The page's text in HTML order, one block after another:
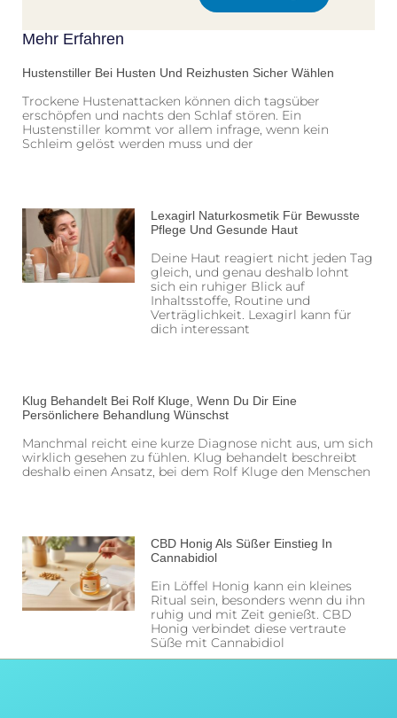
Mehr Erfahren
Hustenstiller Bei Husten Und Reizhusten Sicher Wählen
Trockene Hustenattacken können dich tagsüber
erschöpfen und nachts den Schlaf stören. Ein
Hustenstiller kommt vor allem infrage, wenn kein
Schleim gelöst werden muss und der
Lexagirl Naturkosmetik Für Bewusste
Pflege Und Gesunde Haut
Deine Haut reagiert nicht jeden Tag
gleich, und genau deshalb lohnt
sich ein ruhiger Blick auf
Inhaltsstoffe, Routine und
Verträglichkeit. Lexagirl kann für
dich interessant
Klug Behandelt Bei Rolf Kluge, Wenn Du Dir Eine
Persönlichere Behandlung Wünschst
Manchmal reicht eine kurze Diagnose nicht aus, um sich
wirklich gesehen zu fühlen. Klug behandelt beschreibt
deshalb einen Ansatz, bei dem Rolf Kluge den Menschen
CBD Honig Als Süßer Einstieg In
Cannabidiol
Ein Löffel Honig kann ein kleines
Ritual sein, besonders wenn du ihn
ruhig und mit Zeit genießt. CBD
Honig verbindet diese vertraute
Süße mit Cannabidiol